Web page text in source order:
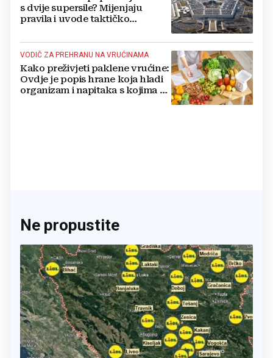
s dvije supersile? Mijenjaju
pravila i uvode taktičko
VODIČ ZA PREHRANU NA VRUĆINAMA
Kako preživjeti paklene vrućine:
Ovdje je popis hrane koja hladi
organizam i napitaka s kojima si
Ne propustite